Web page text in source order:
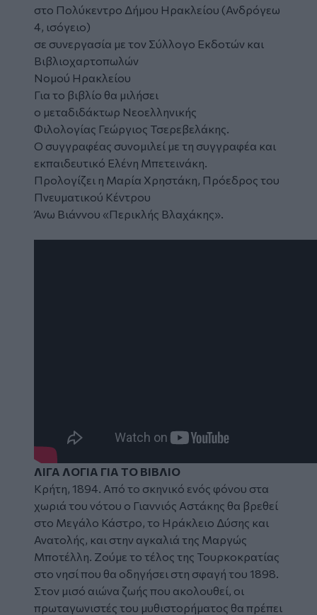
στο Πολύκεντρο Δήμου Ηρακλείου (Ανδρόγεω
4, ισόγειο)
σε συνεργασία με τον Σύλλογο Εκδοτών και
Βιβλιοχαρτοπωλών
Νομού Ηρακλείου
Για το βιβλίο θα μιλήσει
ο μεταδιδάκτωρ Νεοελληνικής
Φιλολογίας Γεώργιος Τσερεβελάκης.
Ο συγγραφέας συνομιλεί με τη συγγραφέα και
εκπαιδευτικό Ελένη Μπετεινάκη.
Προλογίζει η Μαρία Χρηστάκη, Πρόεδρος του
Πνευματικού Κέντρου
Άνω Βιάννου «Περικλής Βλαχάκης».
ΛΙΓΑ ΛΟΓΙΑ ΓΙΑ ΤΟ ΒΙΒΛΙΟ
Κρήτη, 1894. Από το σκηνικό ενός φόνου στα
χωριά του νότου ο Γιαννιός Αστάκης θα βρεθεί
στο Μεγάλο Κάστρο, το Ηράκλειο Δύσης και
Ανατολής, και στην αγκαλιά της Μαργώς
Μποτέλλη. Ζούμε το τέλος της Τουρκοκρατίας
στο νησί που θα οδηγήσει στη σφαγή του 1898.
Στον μισό αιώνα ζωής που ακολουθεί, οι
πρωταγωνιστές του μυθιστορήματος θα πρέπει